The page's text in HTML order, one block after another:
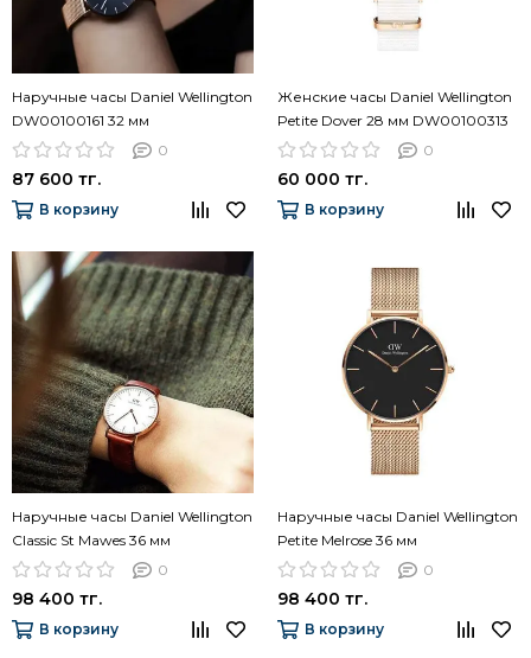
Наручные часы Daniel Wellington
DW00100161 32 мм
0
87 600 тг.
В корзину
Женские часы Daniel Wellington
Petite Dover 28 мм DW00100313
0
60 000 тг.
В корзину
Наручные часы Daniel Wellington
Classic St Mawes 36 мм
DW00100035
0
98 400 тг.
В корзину
Наручные часы Daniel Wellington
Petite Melrose 36 мм
DW00100303
0
98 400 тг.
В корзину